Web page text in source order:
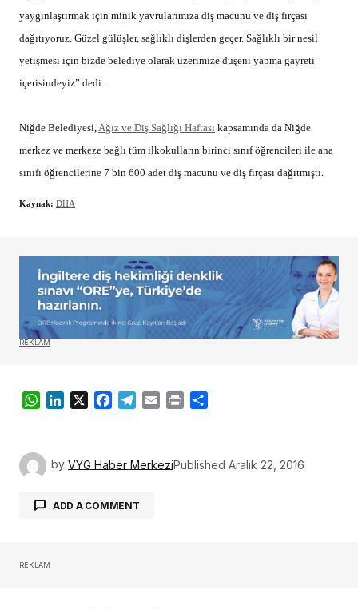
yaygınlaştırmak için minik yavrularımıza diş macunu ve diş fırçası
dağıtıyoruz. Güzel gülüşler, sağlıklı dişlerden geçer. Sağlıklı bir nesil
yetişmesi için bizde belediye olarak üzerimize düşeni yapma gayreti
içerisindeyiz” dedi.
Niğde Belediyesi, Ağız ve Diş Sağlığı Haftası kapsamında da Niğde
merkez ve merkeze bağlı tüm ilkokulların birinci sınıf öğrencileri ile ana
sınıfı öğrencilerine 7 bin 600 adet diş macunu ve diş fırçası dağıtmıştı.
Kaynak: DHA
REKLAM
WhatsApp
LinkedIn
X Facebook
Telegram
Email Print
by VYG Haber MerkeziPublished Aralık 22, 2016
ADD A COMMENT
REKLAM